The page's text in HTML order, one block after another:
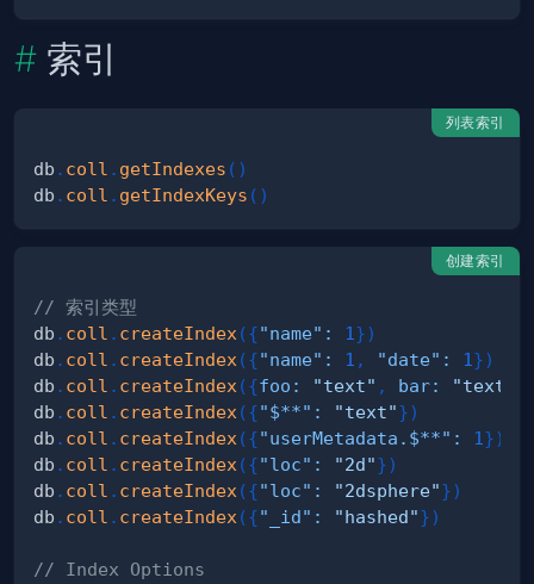
索引
列表索引
db . coll . getIndexes ( )
db . coll . getIndexKeys ( )
创建索引
// 索引类型
db . coll . createIndex ({"name" : 1 })
db . coll . createIndex ({"name" : 1 , "date" : 1 })
db . coll . createIndex ({foo : "text" , bar: "text"
db . coll . createIndex ({"$**" : "text"})
db . coll . createIndex ({"userMetadata.$**" : 1 })
db . coll . createIndex ({"loc" : "2d"})
db . coll . createIndex ({"loc" : "2dsphere"})
db . coll . createIndex ({"_id" : "hashed"})
// Index Options